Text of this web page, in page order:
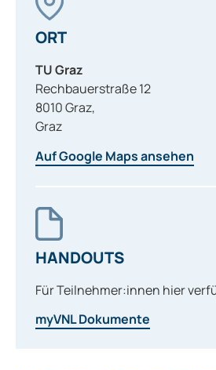
ORT
TU Graz
Rechbauerstraße 12
8010Graz,
Graz
Auf Google Maps ansehen
HANDOUTS
Für Teilnehmer:innen hier
myVNL Dokumente